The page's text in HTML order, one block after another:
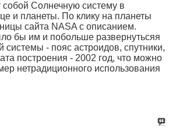
собой Солнечную систему в
и планеты. По клику на планеты
сайта NASA с описанием.
бы им и побольше развернутьсяя
системы - пояс астроидов, спутники,
построения - 2002 год, что можно
нетрадиционного использования